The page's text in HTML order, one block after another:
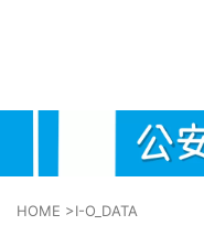
HOME >I-O_DATA